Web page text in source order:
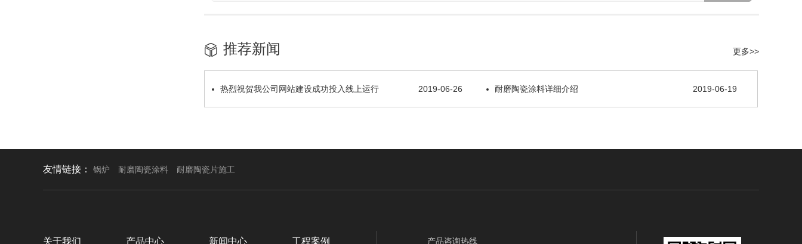
更多>>
推荐新闻
2019-06-26
热烈祝贺我公司网站建设成功投入线上运行 2019-06-19
耐磨陶瓷涂料详细介绍
友情链接： 锅炉 耐磨陶瓷涂料 耐磨陶瓷片施工
关于我们 产品中心 新闻中心 工程案例 产品咨询热线